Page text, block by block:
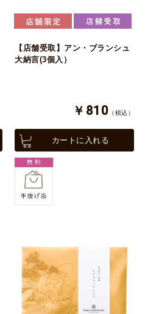
【店舗受取】アン・ブランシュ
大納言(3個入）
￥810 （税込）
カートに入れる